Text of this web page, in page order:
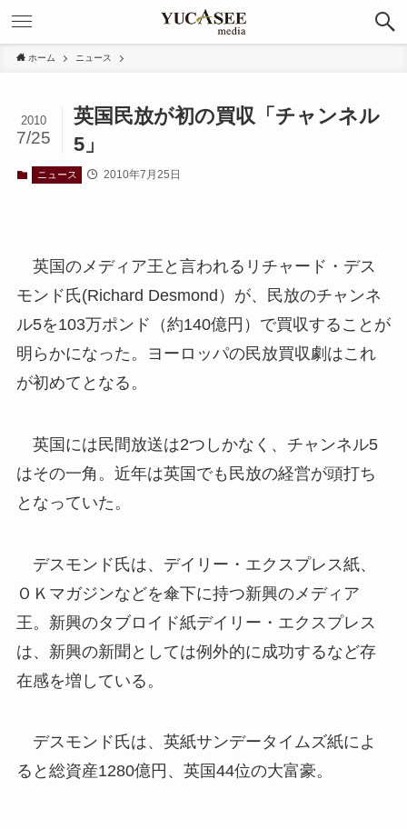
ホーム ニュース
英国民放が初の買収「チャンネル
5」
2010
7/25
ニュース 2010年7月25日
英国のメディア王と言われるリチャード・デス
モンド氏(Richard Desmond）が、民放のチャンネ
ル5を103万ポンド（約140億円）で買収することが
明らかになった。ヨーロッパの民放買収劇はこれ
が初めてとなる。
英国には民間放送は2つしかなく、チャンネル5
はその一角。近年は英国でも民放の経営が頭打ち
となっていた。
デスモンド氏は、デイリー・エクスプレス紙、
ＯＫマガジンなどを傘下に持つ新興のメディア
王。新興のタブロイド紙デイリー・エクスプレス
は、新興の新聞としては例外的に成功するなど存
在感を増している。
デスモンド氏は、英紙サンデータイムズ紙によ
ると総資産1280億円、英国44位の大富豪。